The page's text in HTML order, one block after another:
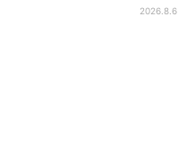
味としても大人気。2026.8.6